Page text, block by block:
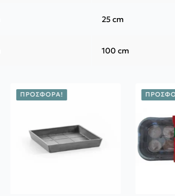
25 cm
100 cm
ΠΡΟΣΦΟΡΆ!